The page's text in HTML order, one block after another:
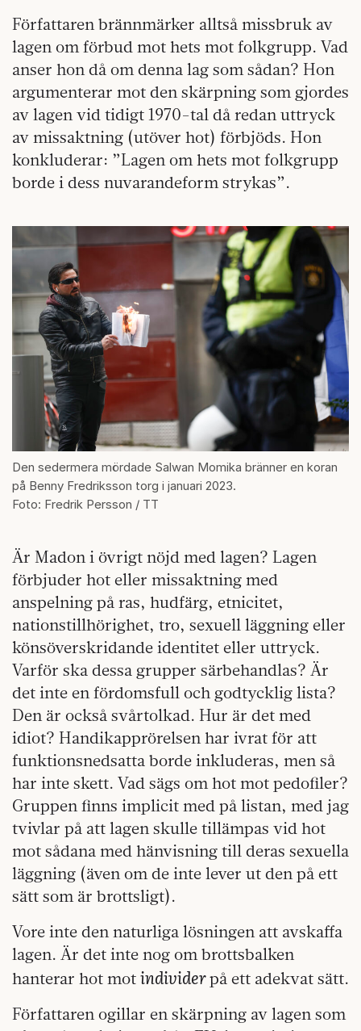
Författaren brännmärker alltså missbruk av
lagen om förbud mot hets mot folkgrupp. Vad
anser hon då om denna lag som sådan? Hon
argumenterar mot den skärpning som gjordes
av lagen vid tidigt 1970-tal då redan uttryck
av missaktning (utöver hot) förbjöds. Hon
konkluderar: ”Lagen om hets mot folkgrupp
borde i dess nuvarandeform strykas”.
Den sedermera mördade Salwan Momika bränner en koran
på Benny Fredriksson torg i januari 2023.
Foto: Fredrik Persson / TT
Är Madon i övrigt nöjd med lagen? Lagen
förbjuder hot eller missaktning med
anspelning på ras, hudfärg, etnicitet,
nationstillhörighet, tro, sexuell läggning eller
könsöverskridande identitet eller uttryck.
Varför ska dessa grupper särbehandlas? Är
det inte en fördomsfull och godtycklig lista?
Den är också svårtolkad. Hur är det med
idiot? Handikapprörelsen har ivrat för att
funktionsnedsatta borde inkluderas, men så
har inte skett. Vad sägs om hot mot pedofiler?
Gruppen finns implicit med på listan, med jag
tvivlar på att lagen skulle tillämpas vid hot
mot sådana med hänvisning till deras sexuella
läggning (även om de inte lever ut den på ett
sätt som är brottsligt).
Vore inte den naturliga lösningen att avskaffa
lagen. Är det inte nog om brottsbalken
hanterar hot mot individerpå ett adekvat sätt.
Författaren ogillar en skärpning av lagen som